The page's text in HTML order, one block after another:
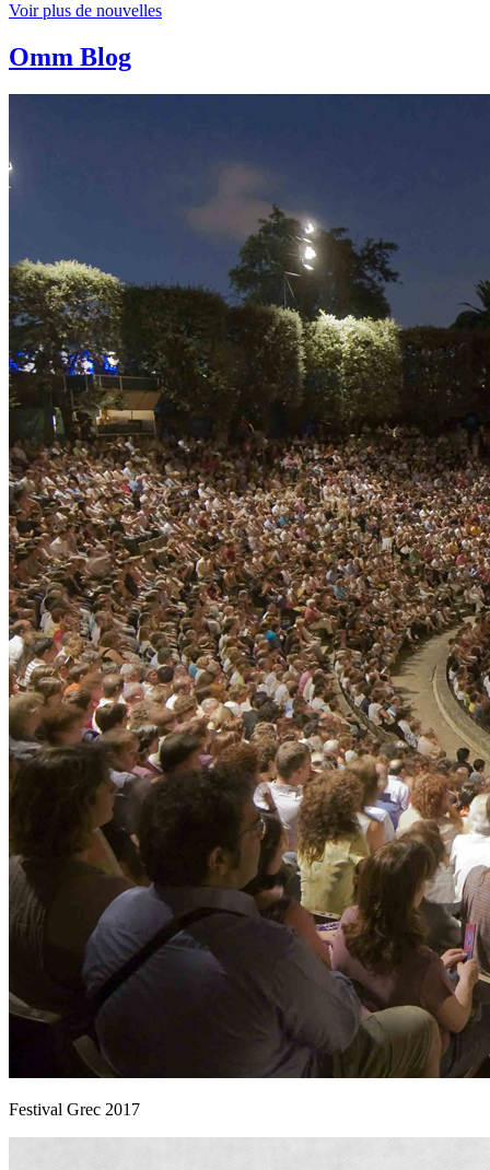
Voir plus de nouvelles
Omm Blog
Festival Grec 2017